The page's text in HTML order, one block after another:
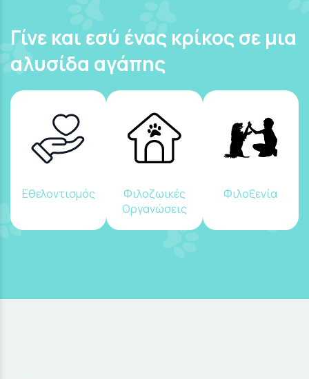
Γίνε και εσύ ένας κρίκος σε μια
αλυσίδα αγάπης
Εθελοντισμός
Φιλοζωικές
Οργανώσεις
Φιλοξενία